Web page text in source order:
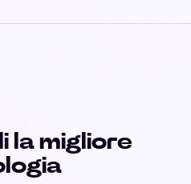
la migliore